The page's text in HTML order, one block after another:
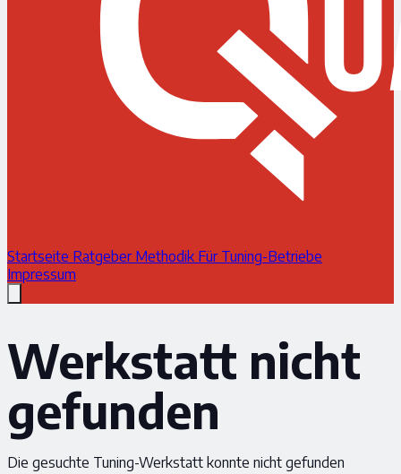
Startseite Ratgeber Methodik Für Tuning-Betriebe
Impressum
Werkstatt nicht
gefunden
Die gesuchte Tuning-Werkstatt konnte nicht gefunden